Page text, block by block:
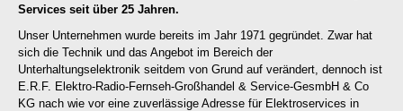
Services seit über 25 Jahren.
Unser Unternehmen wurde bereits im Jahr 1971 gegründet. Zwar hat
sich die Technik und das Angebot im Bereich der
Unterhaltungselektronik seitdem von Grund auf verändert, dennoch ist
E.R.F. Elektro-Radio-Fernseh-Großhandel & Service-GesmbH & Co
KG nach wie vor eine zuverlässige Adresse für Elektroservices in